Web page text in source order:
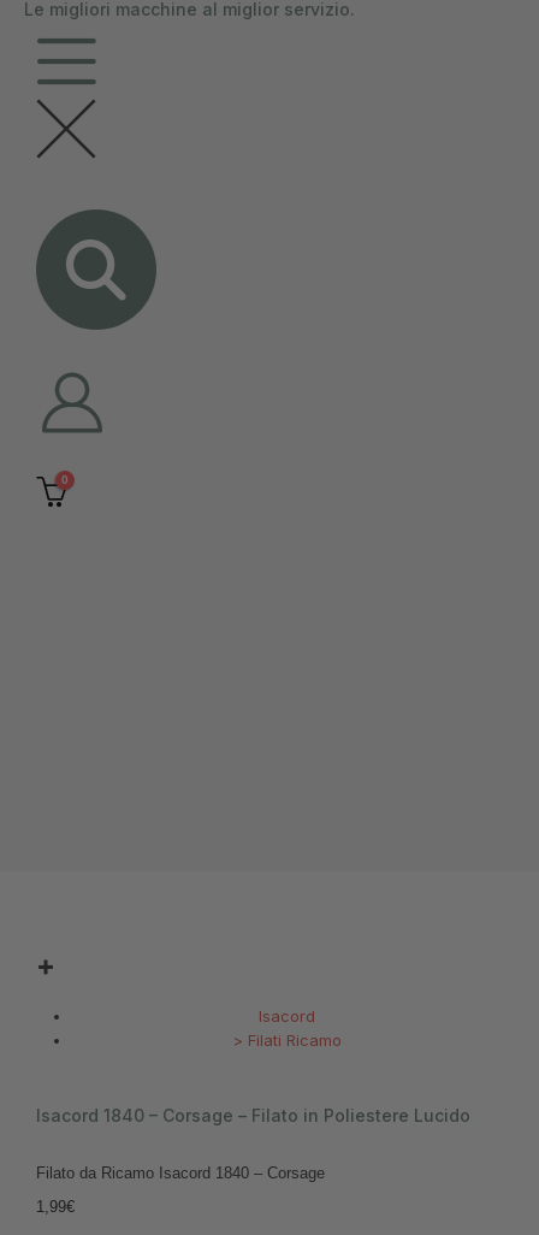
contenuto
Le migliori macchine al miglior servizio.
0
Isacord
> Filati Ricamo
Isacord 1840 – Corsage – Filato in Poliestere Lucido
Filato da Ricamo Isacord 1840 – Corsage
1,99€